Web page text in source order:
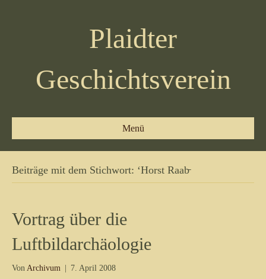
Plaidter
Geschichtsverein
Menü
Beiträge mit dem Stichwort: ‘Horst Raab̵
Vortrag über die
Luftbildarchäologie
Von Archivum 7. April 2008